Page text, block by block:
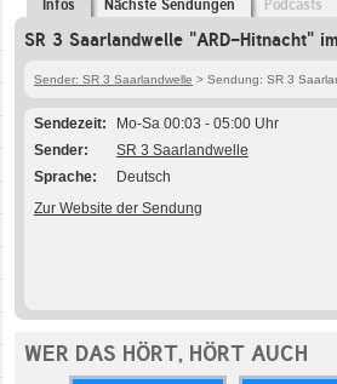
Infos Nächste Sendungen Podcasts
SR 3 Saarlandwelle "ARD-Hitnacht"
Sender: SR 3 Saarlandwelle > Sendung: SR 3
Sendezeit
Mo-Sa 00:03 - 05:00 Uhr
Sender
SR 3 Saarlandwelle
Sprache
Deutsch
Zur Website der Sendung
WER DAS HÖRT, HÖRT AUCH